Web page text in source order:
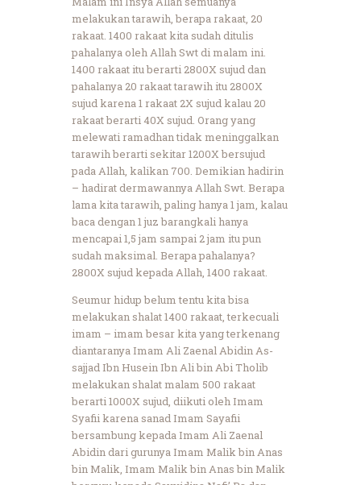
melakukan tarawih, berapa rakaat, 20
rakaat. 1400 rakaat kita sudah ditulis
pahalanya oleh Allah Swt di malam ini.
1400 rakaat itu berarti 2800X sujud dan
pahalanya 20 rakaat tarawih itu 2800X
sujud karena 1 rakaat 2X sujud kalau 20
rakaat berarti 40X sujud. Orang yang
melewati ramadhan tidak meninggalkan
tarawih berarti sekitar 1200X bersujud
pada Allah, kalikan 700. Demikian hadirin
– hadirat dermawannya Allah Swt. Berapa
lama kita tarawih, paling hanya 1 jam, kalau
baca dengan 1 juz barangkali hanya
mencapai 1,5 jam sampai 2 jam itu pun
sudah maksimal. Berapa pahalanya?
2800X sujud kepada Allah, 1400 rakaat.
Seumur hidup belum tentu kita bisa
melakukan shalat 1400 rakaat, terkecuali
imam – imam besar kita yang terkenang
diantaranya Imam Ali Zaenal Abidin As-
sajjad Ibn Husein Ibn Ali bin Abi Tholib
melakukan shalat malam 500 rakaat
berarti 1000X sujud, diikuti oleh Imam
Syafii karena sanad Imam Sayafii
bersambung kepada Imam Ali Zaenal
Abidin dari gurunya Imam Malik bin Anas
bin Malik, Imam Malik bin Anas bin Malik